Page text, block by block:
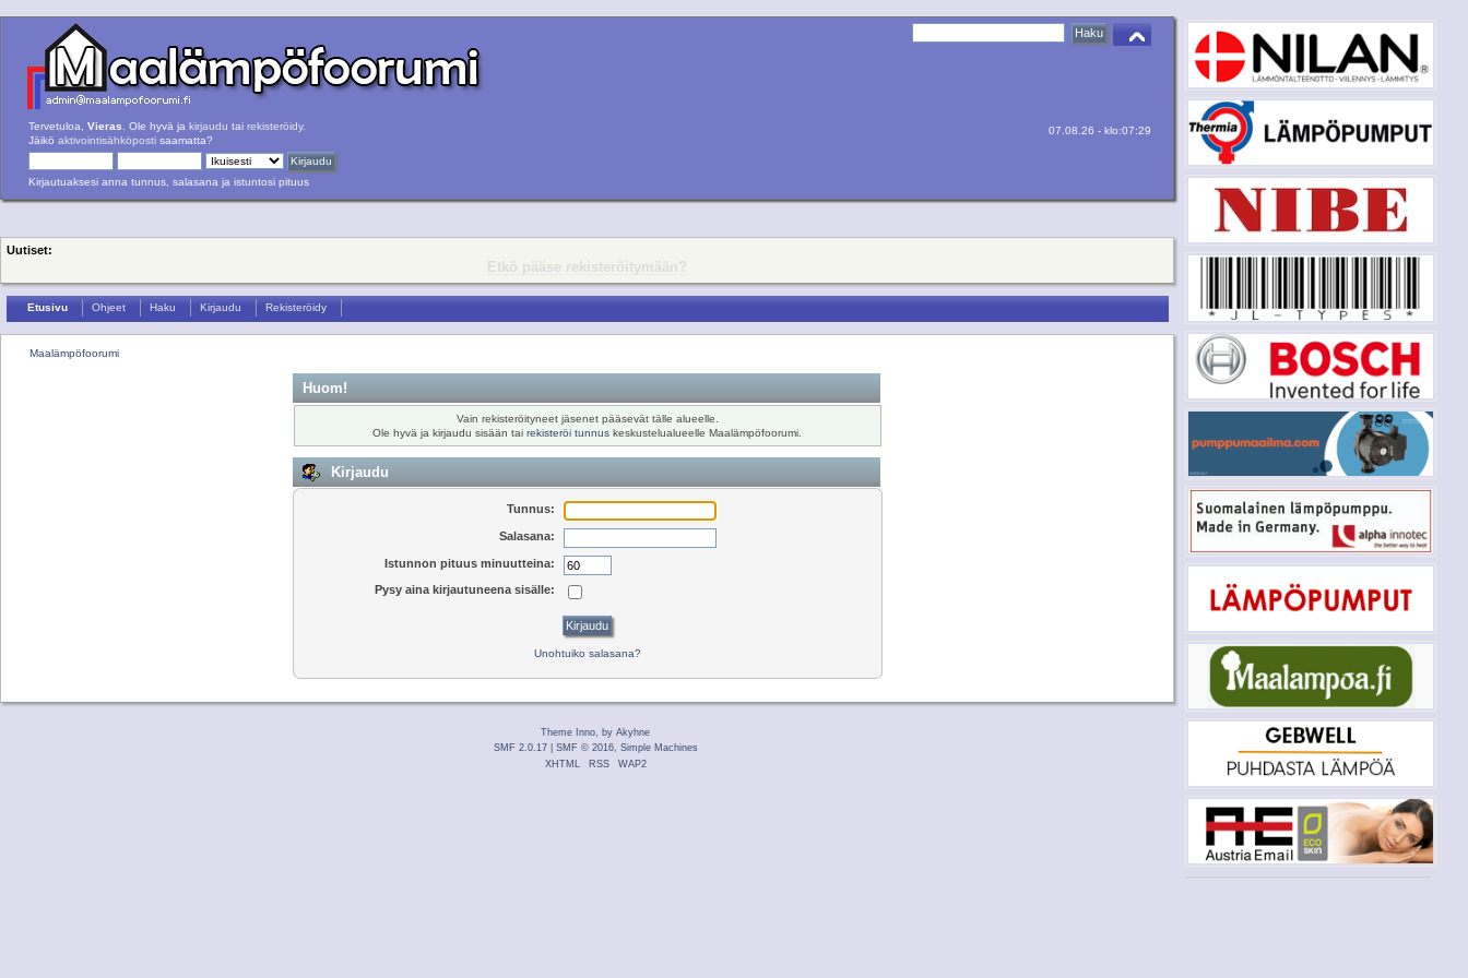
Tervetuloa, Vieras . Ole hyvä ja kirjaudu tai rekisteröidy.
Jäikö aktivointisähköposti saamatta?
Kirjautuaksesi anna tunnus, salasana ja istuntosi pituus
07.08.26 - klo:07:29
Uutiset:
Etkö pääse rekisteröitymään?
Etusivu Ohjeet Haku Kirjaudu Rekisteröidy
Maalämpöfoorumi
Huom!
Vain rekisteröityneet jäsenet pääsevät tälle alueelle.
Ole hyvä ja kirjaudu sisään tairekisteröi tunnus keskustelualueelle Maalämpöfoorumi.
Kirjaudu
Tunnus:
Salasana:
Istunnon pituus minuutteina:
Pysy aina kirjautuneena sisälle:
Unohtuiko salasana?
Theme Inno, by Akyhne
SMF 2.0.17| SMF © 2016, Simple Machines
XHTML
RSS WAP2